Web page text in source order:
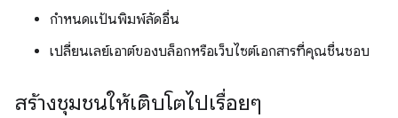
กำหนดแป้นพิมพ์ลัดอื่น
เปลี่ยนเลย์เอาต์ของบล็อกหรือเว็บไซต์เอกสารที่คุณชื่นชอบ
สร้างชุมชนให้เติบโตไปเรื่อยๆ